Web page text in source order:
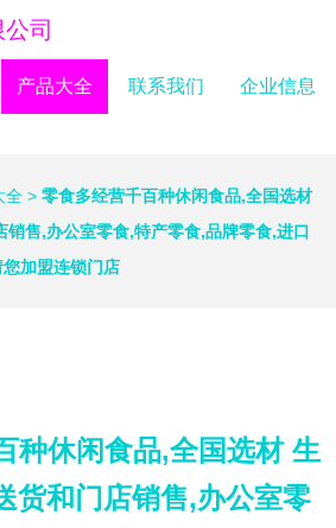
司
产品大全 联系我们 企业信息
全 > 零食多经营千百种休闲食品,全国选材
销售,办公室零食,特产零食,品牌零食,进口
加盟连锁门店
种休闲食品,全国选材 生
货和门店销售,办公室零